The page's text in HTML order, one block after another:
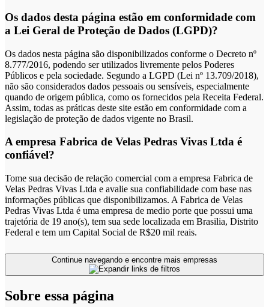
Os dados desta página estão em conformidade com
a Lei Geral de Proteção de Dados (LGPD)?
Os dados nesta página são disponibilizados conforme o Decreto nº
8.777/2016, podendo ser utilizados livremente pelos Poderes
Públicos e pela sociedade. Segundo a LGPD (Lei nº 13.709/2018),
não são considerados dados pessoais ou sensíveis, especialmente
quando de origem pública, como os fornecidos pela Receita Federal.
Assim, todas as práticas deste site estão em conformidade com a
legislação de proteção de dados vigente no Brasil.
A empresa Fabrica de Velas Pedras Vivas Ltda é
confiável?
Tome sua decisão de relação comercial com a empresa Fabrica de
Velas Pedras Vivas Ltda e avalie sua confiabilidade com base nas
informações públicas que disponibilizamos. A Fabrica de Velas
Pedras Vivas Ltda é uma empresa de medio porte que possui uma
trajetória de 19 ano(s), tem sua sede localizada em Brasilia, Distrito
Federal e tem um Capital Social de R$20 mil reais.
Sobre essa página